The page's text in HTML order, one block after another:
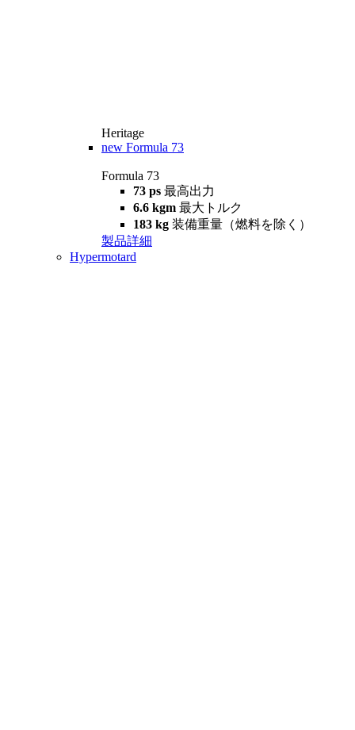
Heritage
new Formula 73
Formula 73
73 ps 最高出力
6.6 kgm 最大トルク
183 kg 装備重量（燃料を除く）
製品詳細
Hypermotard